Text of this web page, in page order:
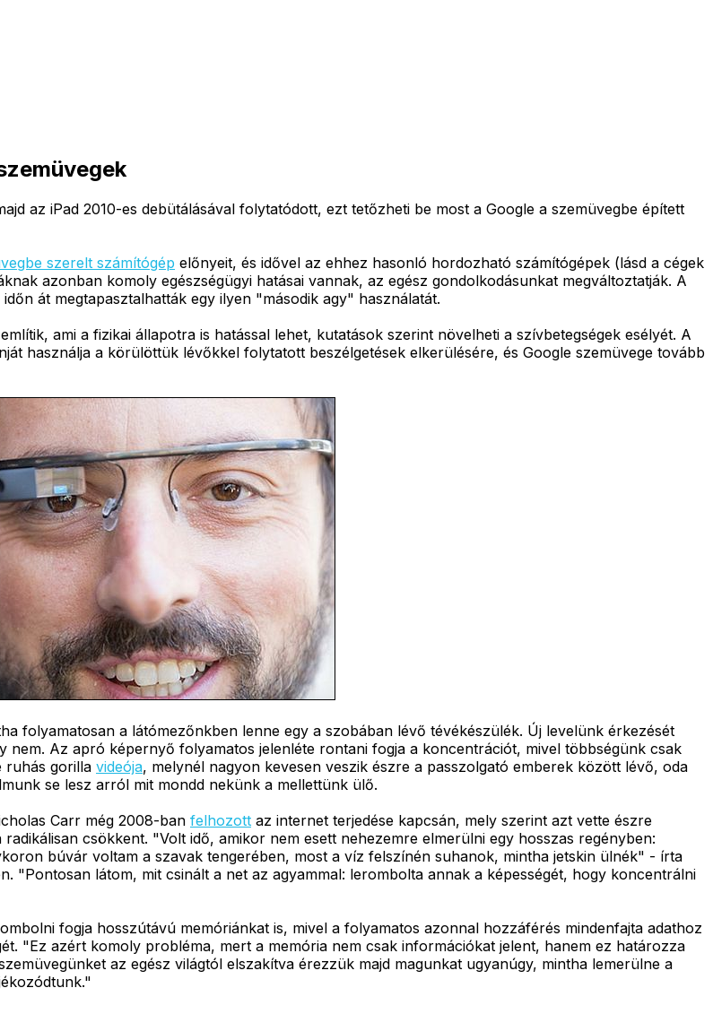
az iPad 2010-es debütálásával folytatódott, ezt tetőzheti be most a Google a szemüvegbe épített
szerelt számítógép előnyeit, és idővel az ehhez hasonló hordozható számítógépek (lásd a cégek
azonban komoly egészségügyi hatásai vannak, az egész gondolkodásunkat megváltoztatják. A
át megtapasztalhatták egy ilyen "második agy" használatát.
ami a fizikai állapotra is hatással lehet, kutatások szerint növelheti a szívbetegségek esélyét. A
használja a körülöttük lévőkkel folytatott beszélgetések elkerülésére, és Google szemüvege tovább
folyamatosan a látómezőnkben lenne egy a szobában lévő tévékészülék. Új levelünk érkezését
nem. Az apró képernyő folyamatos jelenléte rontani fogja a koncentrációt, mivel többségünk csak
ruhás gorilla videója, melynél nagyon kevesen veszik észre a passzolgató emberek között lévő, oda
se lesz arról mit mondd nekünk a mellettünk ülő.
Carr még 2008-ban felhozott az internet terjedése kapcsán, mely szerint azt vette észre
csökkent. "Volt idő, amikor nem esett nehezemre elmerülni egy hosszas regényben:
búvár voltam a szavak tengerében, most a víz felszínén suhanok, mintha jetskin ülnék" - írta
"Pontosan látom, mit csinált a net az agyammal: lerombolta annak a képességét, hogy koncentrálni
fogja hosszútávú memóriánkat is, mivel a folyamatos azonnal hozzáférés mindenfajta adathoz
"Ez azért komoly probléma, mert a memória nem csak információkat jelent, hanem ez határozza
az egész világtól elszakítva érezzük majd magunkat ugyanúgy, mintha lemerülne a